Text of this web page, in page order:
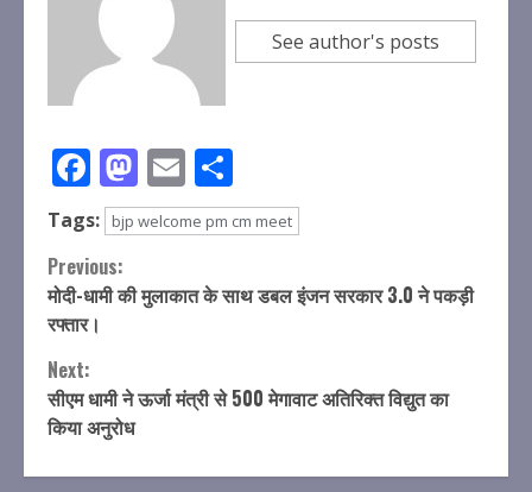
See author's posts
Facebook
Mastodon
Email
Tags: bjp welcome pm cm meet
Continue
Reading
Previous:
मोदी-धामी की मुलाकात के साथ डबल इंजन सरकार 3.0 ने पकड़ी
रफ्तार।
Next:
सीएम धामी ने ऊर्जा मंत्री से 500 मेगावाट अतिरिक्त विद्युत का
किया अनुरोध